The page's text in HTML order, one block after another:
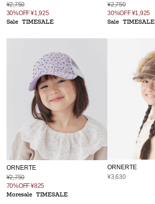
¥2,750
30%OFF¥1,925
Sale
TIMESALE
¥2,750
30%OFF¥1,925
Sale TIMESALE
ORNERTE
¥2,750
70%OFF¥825
Moresale
TIMESALE
ORNERTE
¥3,630